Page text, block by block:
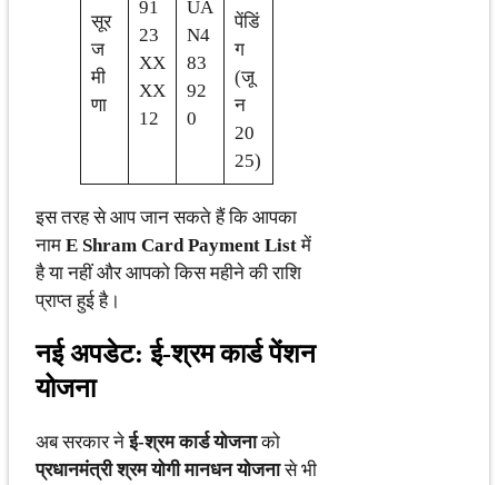
सूर
ज
मी
णा
91
23
XX
XX
12
UA
N4
83
92
0
पेंडिं
ग
(जू
न
20
25)
इस तरह से आप जान सकते हैं कि आपका
नाम E Shram Card Payment Listमें
है या नहीं और आपको किस महीने की राशि
प्राप्त हुई है।
नई अपडेट: ई-श्रम कार्ड पेंशन
योजना
अब सरकार नेई-श्रम कार्ड योजनाको
प्रधानमंत्री श्रम योगी मानधन योजनासे भी